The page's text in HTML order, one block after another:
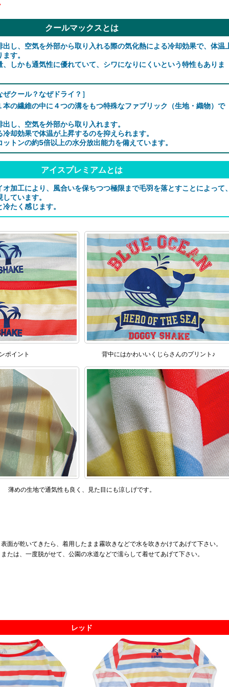
クールマックスとは
出し、空気を外部から取り入れる際の気化熱による冷却効果で、体温
す。
しかも通気性に優れていて、シワになりにくいという特性もありま
クール？なぜドライ？］
本の繊維の中に４つの溝をもつ特殊なファブリック（生地・織物）で
し、空気を外部から取り入れます。
却効果で体温が上昇するのを抑えられます。
トンの約5倍以上の水分放出能力を備えています。
アイスプレミアムとは
オ加工により、風合いを保ちつつ極限まで毛羽を落とすことによって
ています。
たく感じます。
ポイント 背中にはかわいいくじらさんのプリント♪
薄めの生地で通気性も良く、見た目にも涼しげです。
表面が乾いてきたら、着用したまま霧吹きなどで水を吹きかけてあげて下さい。
または、一度脱がせて、公園の水道などで濡らして着せてあげて下さい。
レッド